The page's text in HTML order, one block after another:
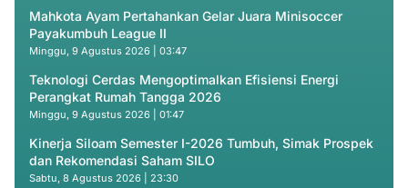
Mahkota Ayam Pertahankan Gelar Juara Minisoccer
Payakumbuh League II
Minggu, 9 Agustus 2026 | 03:47
Teknologi Cerdas Mengoptimalkan Efisiensi Energi
Perangkat Rumah Tangga 2026
Minggu, 9 Agustus 2026 | 01:47
Kinerja Siloam Semester I-2026 Tumbuh, Simak Prospek
dan Rekomendasi Saham SILO
Sabtu, 8 Agustus 2026 | 23:30